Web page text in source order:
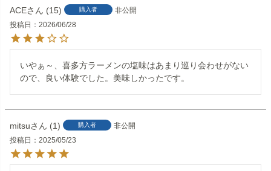
ACE 15 購入者
非公開
投稿日
2026/06/28
いやぁ～、喜多方ラーメンの塩味はあまり巡り会わせがない
ので、良い体験でした。美味しかったです。
mitsu 1 購入者
非公開
投稿日
2025/05/23